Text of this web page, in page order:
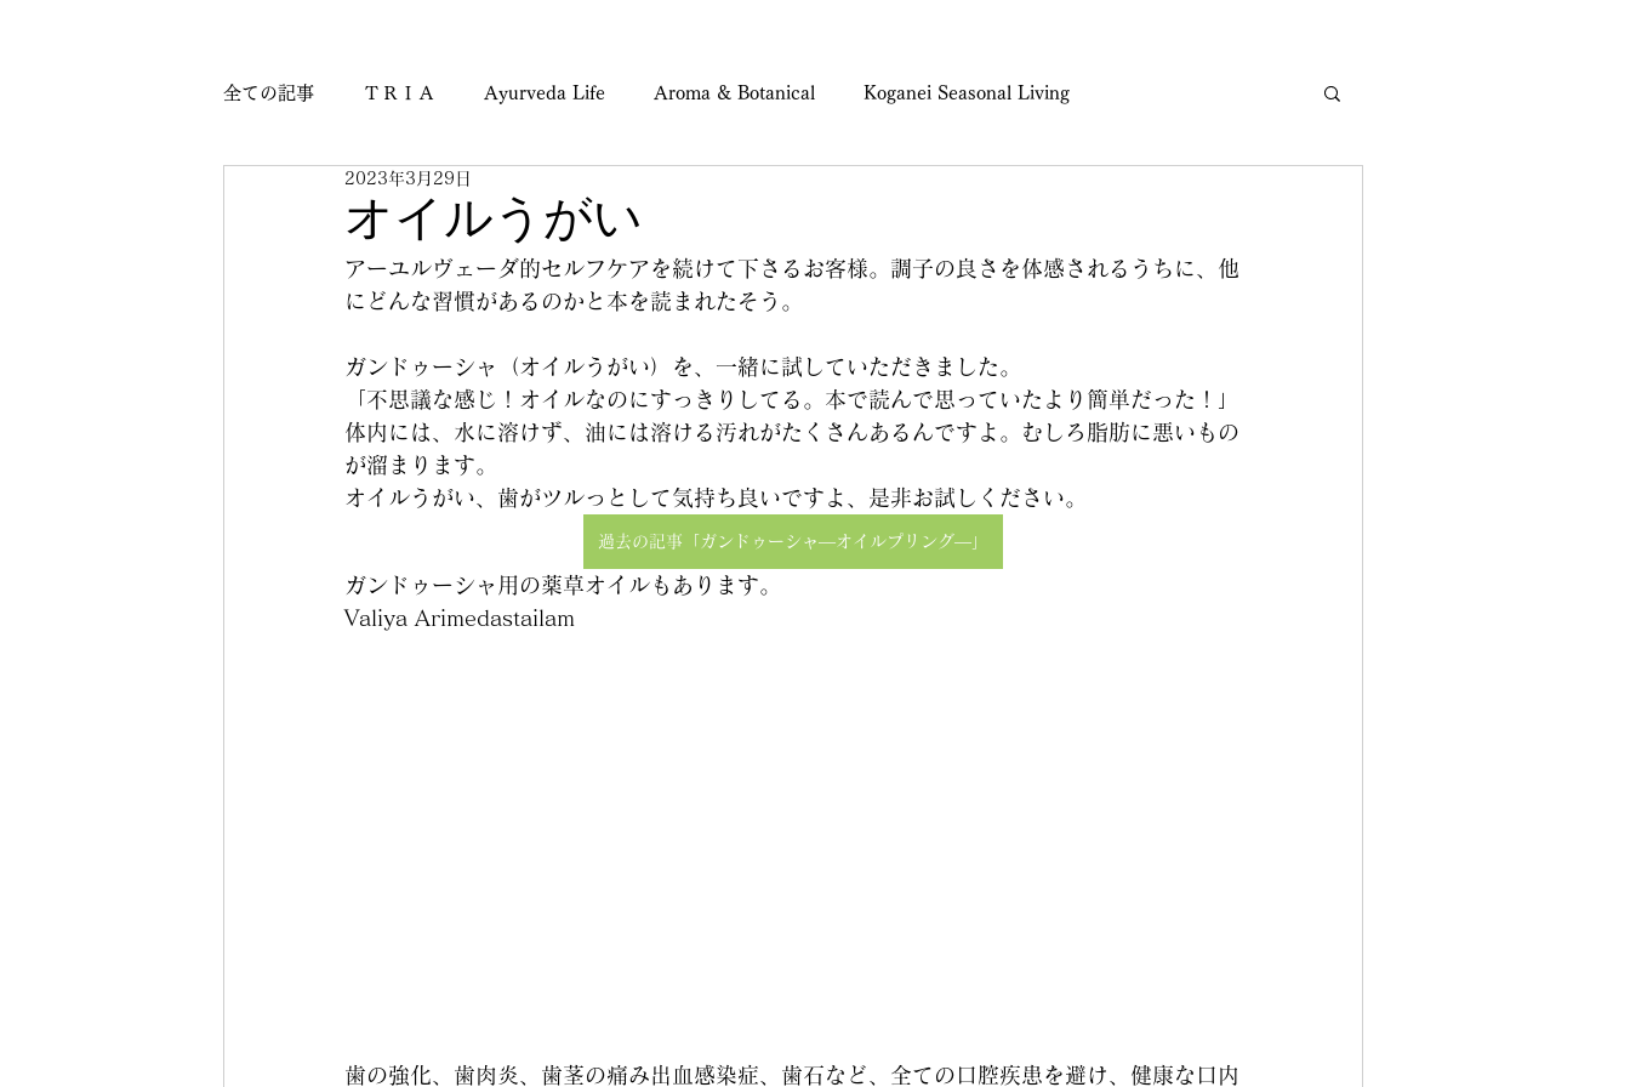
全ての記事 ＴＲＩＡ Ayurveda Life Aroma & Botanical Koganei Seasonal Living
Journey & Culture Notes
オイルうがい
2023年3月29日
アーユルヴェーダ的セルフケアを続けて下さるお客様。調子の良さを体感されるうちに、他
にどんな習慣があるのかと本を読まれたそう。
ガンドゥーシャ（オイルうがい）を、一緒に試していただきました。
「不思議な感じ！オイルなのにすっきりしてる。本で読んで思っていたより簡単だった！」
体内には、水に溶けず、油には溶ける汚れがたくさんあるんですよ。むしろ脂肪に悪いもの
が溜まります。
オイルうがい、歯がツルっとして気持ち良いですよ、是非お試しください。
過去の記事「ガンドゥーシャ—オイルプリング—」
ガンドゥーシャ用の薬草オイルもあります。
Valiya Arimedastailam
歯の強化、歯肉炎、歯茎の痛み出血感染症、歯石など、全ての口腔疾患を避け、健康な口内